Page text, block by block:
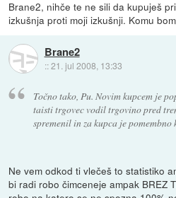
Brane2, nihče te ne sili da kupuješ
izkušnja proti moji izkušnji. Komu
Brane2
::21. jul 2008, 13:33
Točno tako, Pu. Novim kupcem je
taisti trgovec vodil trgovino pred
spremenil in za kupca je pomembno
Ne vem odkod ti vlečeš to statistiko
bi radi robo čimceneje ampak BREZ